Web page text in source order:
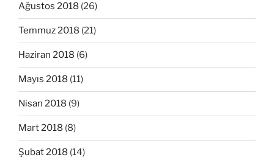
Ağustos 2018 (26)
Temmuz 2018 (21)
Haziran 2018 (6)
Mayıs 2018 (11)
Nisan 2018 (9)
Mart 2018 (8)
Şubat 2018 (14)